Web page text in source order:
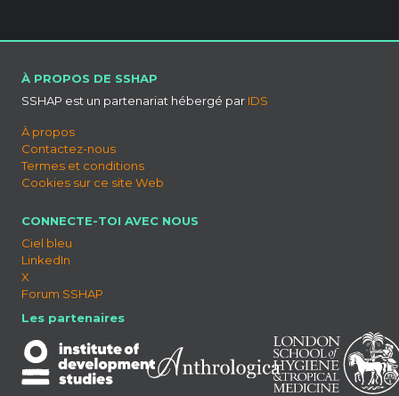
À PROPOS DE SSHAP
SSHAP est un partenariat hébergé par IDS
À propos
Contactez-nous
Termes et conditions
Cookies sur ce site Web
CONNECTE-TOI AVEC NOUS
Ciel bleu
LinkedIn
X
Forum SSHAP
Les partenaires